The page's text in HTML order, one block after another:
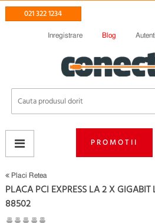
021 322 1234
Inregistrare Blog
PROMOTII
Placi Retea
PLACA PCI EXPRESS LA 2 X
88502